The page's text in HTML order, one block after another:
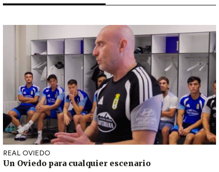
REAL OVIEDO
Un Oviedo para cualquier escenario